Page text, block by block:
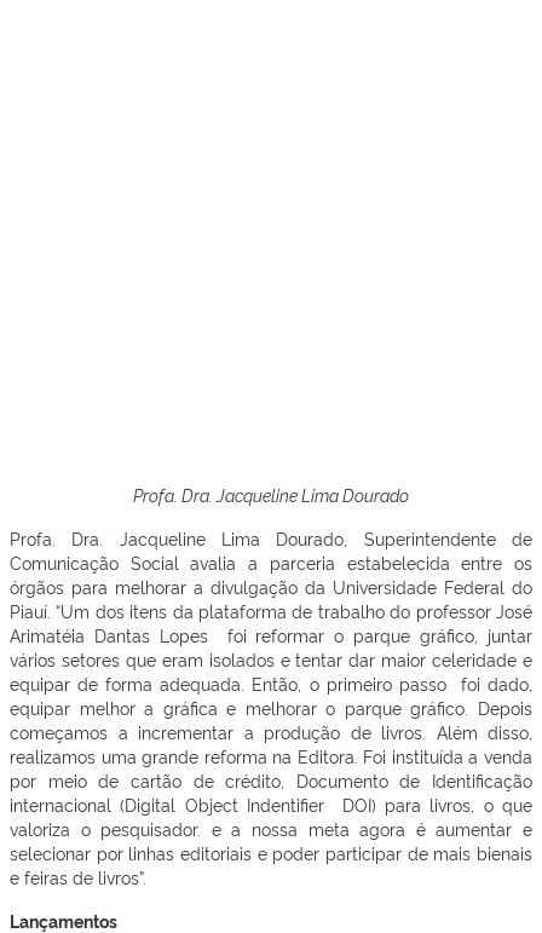
Profa. Dra. Jacqueline Lima Dourado
Profa. Dra. Jacqueline Lima Dourado, Superintendente de
Comunicação Social avalia a parceria estabelecida entre os
órgãos para melhorar a divulgação da Universidade Federal do
Piauí. “Um dos itens da plataforma de trabalho do professor José
Arimatéia Dantas Lopes foi reformar o parque gráfico, juntar
vários setores que eram isolados e tentar dar maior celeridade e
equipar de forma adequada. Então, o primeiro passo foi dado,
equipar melhor a gráfica e melhorar o parque gráfico. Depois
começamos a incrementar a produção de livros. Além disso,
realizamos uma grande reforma na Editora. Foi instituída a venda
por meio de cartão de crédito, Documento de Identificação
internacional (Digital Object Indentifier DOI) para livros, o que
valoriza o pesquisador. e a nossa meta agora é aumentar e
selecionar por linhas editoriais e poder participar de mais bienais
e feiras de livros”.
Lançamentos